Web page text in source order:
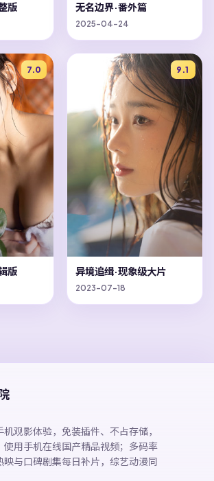
版 无名边界·番外篇
2025-04-24
7.0
版
9.1
异境追缉·现象级大片
2023-07-18
观影体验， 免装插件、不占存储，
使用手机在线国产精品视频；多码率
映与口碑剧集每日补片，综艺动漫同